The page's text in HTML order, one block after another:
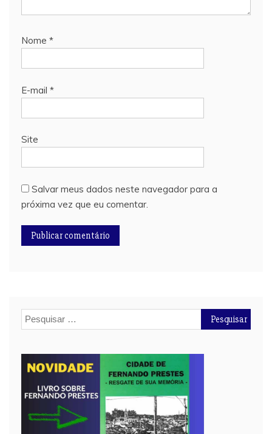
Nome *
E-mail *
Site
Salvar meus dados neste navegador para a
próxima vez que eu comentar.
Pesquisar
por: